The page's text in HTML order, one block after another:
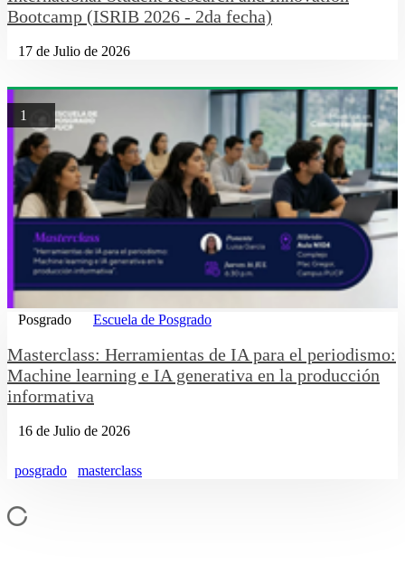
Bootcamp (ISRIB 2026 - 2da fecha)
17 de Julio de 2026
1
Posgrado Escuela de Posgrado
Masterclass: Herramientas de IA para el periodismo:
Machine learning e IA generativa en la producción
informativa
16 de Julio de 2026
posgrado masterclass